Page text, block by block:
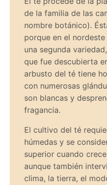
de la familia de las
nombre botánico).
porque en el
una segunda
que fue descubierta
arbusto del té tiene
con numerosas
son blancas y
fragancia.
El cultivo del té
húmedas y se
superior cuando
aunque también
clima, la tierra, el